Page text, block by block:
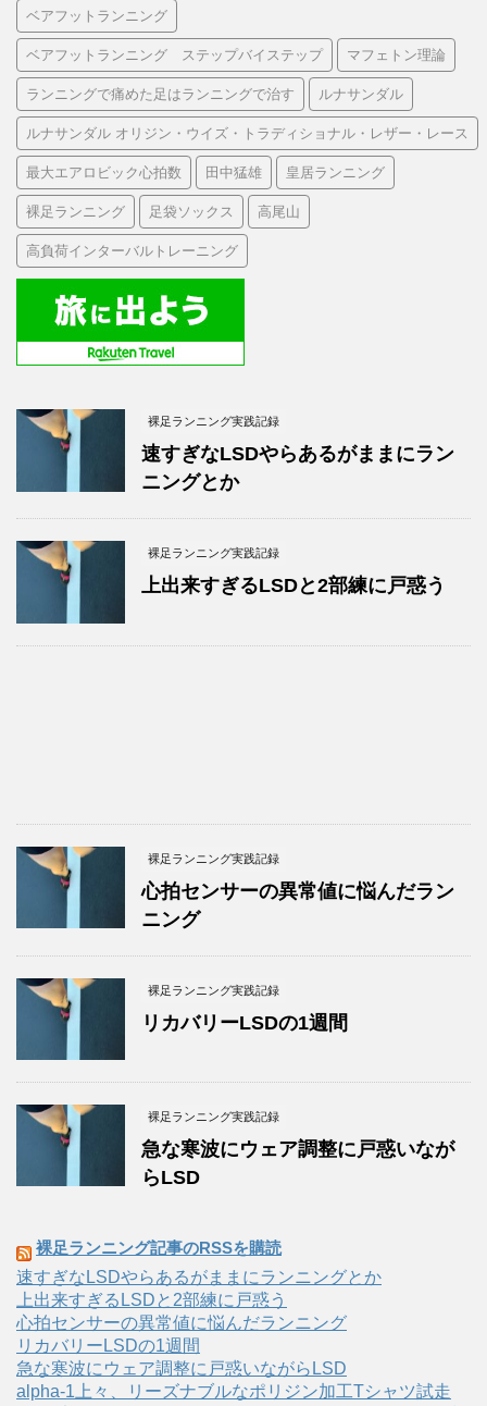
ベアフットランニング
ベアフットランニング ステップバイステップ マフェトン理論
ランニングで痛めた足はランニングで治す ルナサンダル
ルナサンダル オリジン・ウイズ・トラディショナル・レザー・レース
最大エアロビック心拍数 田中猛雄 皇居ランニング
裸足ランニング 足袋ソックス 高尾山
高負荷インターバルトレーニング
裸足ランニング実践記録
速すぎなLSDやらあるがままにラン
ニングとか
裸足ランニング実践記録
上出来すぎるLSDと2部練に戸惑う
裸足ランニング実践記録
心拍センサーの異常値に悩んだラン
ニング
裸足ランニング実践記録
リカバリーLSDの1週間
裸足ランニング実践記録
急な寒波にウェア調整に戸惑いなが
らLSD
裸足ランニング記事のRSSを購読
速すぎなLSDやらあるがままにランニングとか
上出来すぎるLSDと2部練に戸惑う
心拍センサーの異常値に悩んだランニング
リカバリーLSDの1週間
急な寒波にウェア調整に戸惑いながらLSD
alpha-1上々、リーズナブルなポリジン加工Tシャツ試走